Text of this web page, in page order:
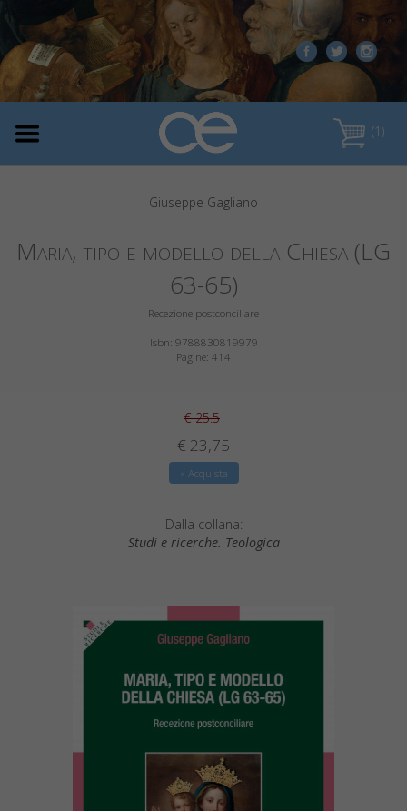
(1)
Giuseppe Gagliano
Maria, tipo e modello della Chiesa (LG
63-65)
Recezione postconciliare
Isbn: 9788830819979
Pagine: 414
€ 25.5
€ 23,75
» Acquista
Dalla collana:
Studi e ricerche. Teologica